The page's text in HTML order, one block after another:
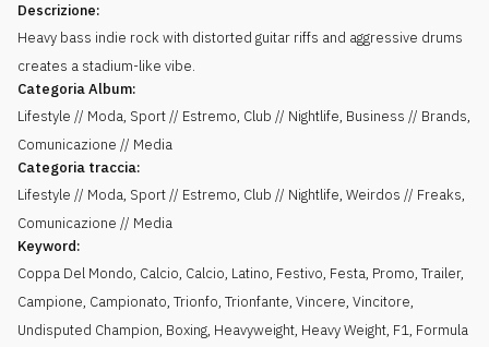
Descrizione:
Heavy bass indie rock with distorted guitar riffs and aggressive drums
creates a stadium-like vibe.
Categoria Album:
Lifestyle // Moda, Sport // Estremo, Club // Nightlife, Business // Brands,
Comunicazione // Media
Categoria traccia:
Lifestyle // Moda, Sport // Estremo, Club // Nightlife, Weirdos // Freaks,
Comunicazione // Media
Keyword:
Coppa Del Mondo, Calcio, Calcio, Latino, Festivo, Festa, Promo, Trailer,
Campione, Campionato, Trionfo, Trionfante, Vincere, Vincitore,
Undisputed Champion, Boxing, Heavyweight, Heavy Weight, F1, Formula